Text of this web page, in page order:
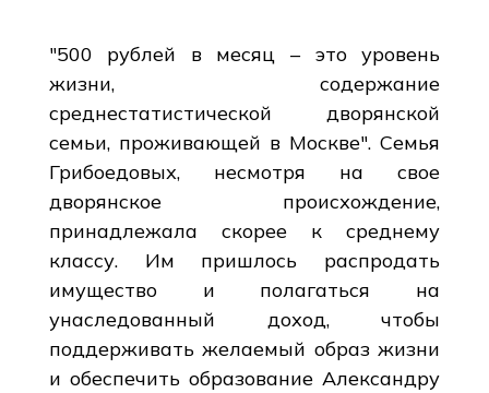
"500 рублей в месяц – это уровень
жизни, содержание
среднестатистической дворянской
семьи, проживающей в Москве". Семья
Грибоедовых, несмотря на свое
дворянское происхождение,
принадлежала скорее к среднему
классу. Им пришлось распродать
имущество и полагаться на
унаследованный доход, чтобы
поддерживать желаемый образ жизни
и обеспечить образование Александру